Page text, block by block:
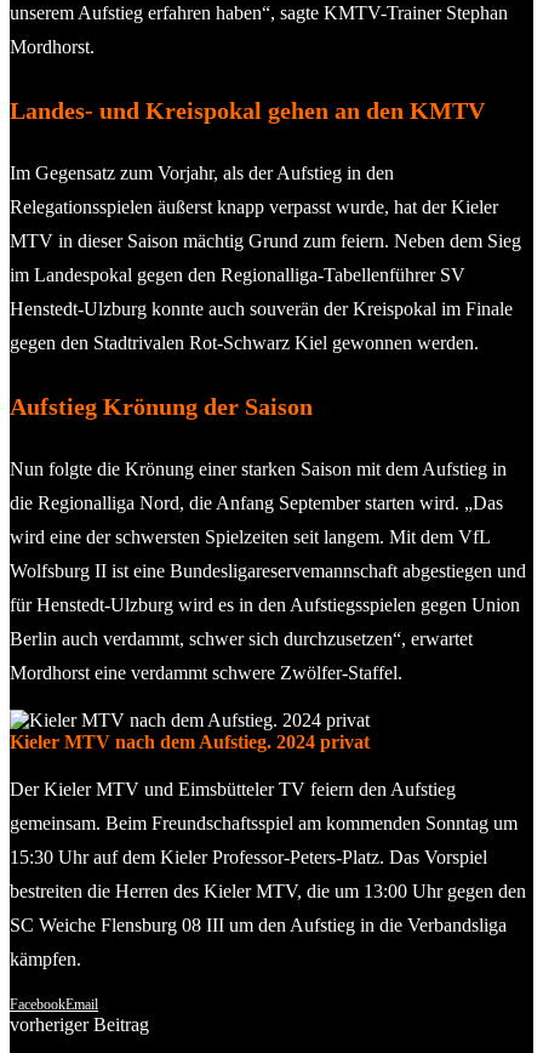
unserem Aufstieg erfahren haben“, sagte KMTV-Trainer Stephan
Mordhorst.
Landes- und Kreispokal gehen an den KMTV
Im Gegensatz zum Vorjahr, als der Aufstieg in den
Relegationsspielen äußerst knapp verpasst wurde, hat der Kieler
MTV in dieser Saison mächtig Grund zum feiern. Neben dem Sieg
im Landespokal gegen den Regionalliga-Tabellenführer SV
Henstedt-Ulzburg konnte auch souverän der Kreispokal im Finale
gegen den Stadtrivalen Rot-Schwarz Kiel gewonnen werden.
Aufstieg Krönung der Saison
Nun folgte die Krönung einer starken Saison mit dem Aufstieg in
die Regionalliga Nord, die Anfang September starten wird. „Das
wird eine der schwersten Spielzeiten seit langem. Mit dem VfL
Wolfsburg II ist eine Bundesligareservemannschaft abgestiegen und
für Henstedt-Ulzburg wird es in den Aufstiegsspielen gegen Union
Berlin auch verdammt, schwer sich durchzusetzen“, erwartet
Mordhorst eine verdammt schwere Zwölfer-Staffel.
Kieler MTV nach dem Aufstieg. 2024 privat
Der Kieler MTV und Eimsbütteler TV feiern den Aufstieg
gemeinsam. Beim Freundschaftsspiel am kommenden Sonntag um
15:30 Uhr auf dem Kieler Professor-Peters-Platz. Das Vorspiel
bestreiten die Herren des Kieler MTV, die um 13:00 Uhr gegen den
SC Weiche Flensburg 08 III um den Aufstieg in die Verbandsliga
kämpfen.
FacebookEmail
vorheriger Beitrag